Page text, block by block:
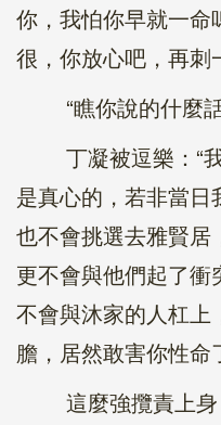
你，我怕你早就一命
很，你放心吧，再刺
“瞧你說的什麼
丁凝被逗樂：“我
是真心的，若非當
也不會挑選去雅賢居
更不會與他們起了
不會與沐家的人杠上
膽，居然敢害你性命
這麼強攬責上身